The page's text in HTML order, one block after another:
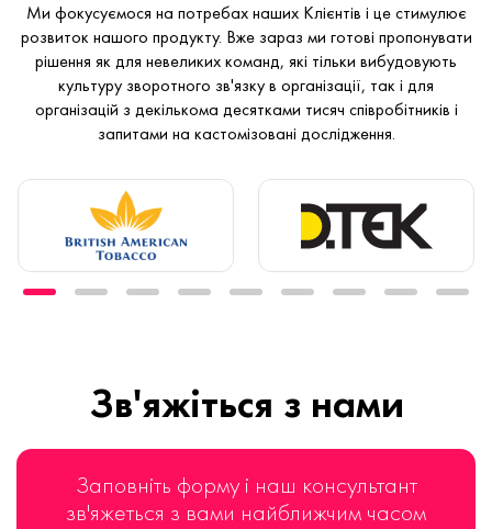
Ми фокусуємося на потребах наших Клієнтів і це стимулює
розвиток нашого продукту. Вже зараз ми готові пропонувати
рішення як для невеликих команд, які тільки вибудовують
культуру зворотного зв'язку в організації, так і для
організацій з декількома десятками тисяч співробітників і
запитами на кастомізовані дослідження.
Зв'яжіться з нами
Заповніть форму і наш консультант
зв'яжеться з вами найближчим часом